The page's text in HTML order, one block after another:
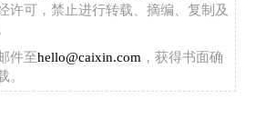
许可，禁止进行转载、摘编、复制及
件至hello@caixin.com ，获得书面确
。